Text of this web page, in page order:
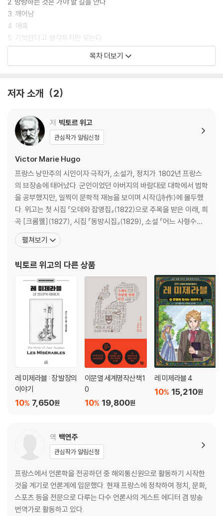
3. 깨어남
4. 매혹
5. 기억한다고 생각하지만 잊는다
제6부 우르수스의 다양한 모습
2. 그가 한 일
4. 귀먹은 담벼락, 벙어리 종
5. 국가의 이익이라는 명분으로 작은 일도 큰일처럼 한다
제7부 타이탄 여신
1. 깨어남
2. 궁전과 숲의 유사함
3. 이브
4. 사탄
1. 장엄한 것의 분석
2. 공명정대
3. 오래된 홀
5. 오만한 수다
6. 높은 곳과 낮은 곳
7. 바다의 폭풍보다 더 난폭한 인간의 폭풍
8. 좋은 아들은 아니나 좋은 형은 될 수 있으리라
제9부 붕괴
1. 고귀함의 극치를 거쳐 비참함의 극치로
1. 경비견은 수호천사일지도 모른다
2. 바킬페드로, 독수리를 겨냥했으나 비둘기를 쏘았다
3. 낮은 곳에서 다시 찾은 낙원
4. 아니, 천국에
목차 더보기
저자 소개 2
저 빅토르 위고
관심작가 알림신청
Victor Marie Hugo
프랑스 낭만주의 시인이자 극작가, 소설가, 정치가. 1802년 프랑스
의 브장송에 태어났다. 군인이었던 아버지의 바람대로 대학에서 법학
을 공부했지만, 일찍이 문학적 재능을 보이며 시작(詩作)에 몰두했
다. 위고는 첫 시집 『오데와 잡영집』(1822)으로 주목을 받은 이래, 희
곡 [크롬웰](1827), 시집 『동방시집』(1829), 소설 『어느 사형수의
마지막 날』(1829) 등을 발표하며 문단의 총아로 떠올랐다. 특히 [크
롬웰]에 부친 서문은 고전주의 극 이론에 대항한 낭만주의 극 이론의
마련했다. 7월 혁명의 해
펼쳐보기
빅토르 위고의 다른 상품
레 미제라블 : 장 발장의
이야기
7,650원
10%
이문열 세계명작산책 1
0
19,800원
10%
레 미제라블 4
15,210원
10%
역 백연주
관심작가 알림신청
프랑스에서 언론학을 전공하던 중 해외통신원으로 활동하기 시작한
것을 계기로 언론계에 입문했다. 현재 프랑스에 정착하여 정치, 문화,
스포츠 등을 전문으로 다루는 다수 언론사의 게스트 에디터 겸 방송
번역가로 활동하고 있다.